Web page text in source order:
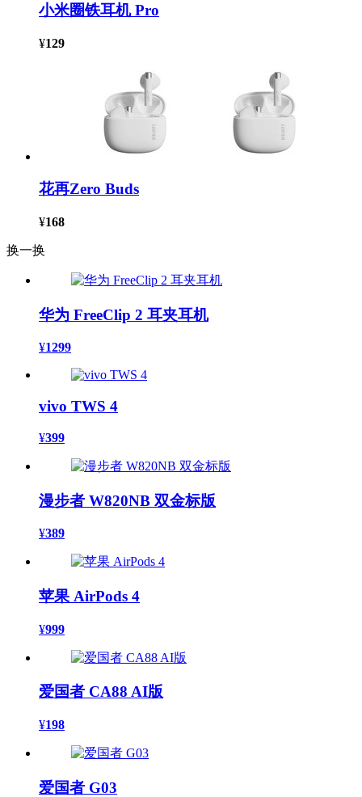
小米圈铁耳机 Pro
¥129
花再Zero Buds
¥168
换一换
华为 FreeClip 2 耳夹耳机
¥1299
vivo TWS 4
¥399
漫步者 W820NB 双金标版
¥389
苹果 AirPods 4
¥999
爱国者 CA88 AI版
¥198
爱国者 G03